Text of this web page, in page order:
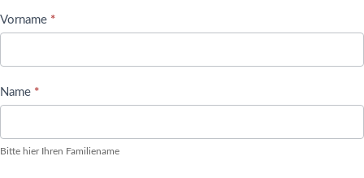
Vorname *
Name *
Bitte hier Ihren Familiename